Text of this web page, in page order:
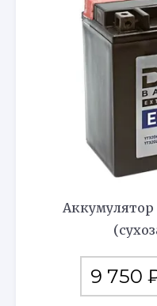
Аккумулятор
9 750